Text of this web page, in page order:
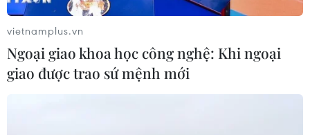
vietnamplus.vn
Ngoại giao khoa học công nghệ: Khi ngoại
giao được trao sứ mệnh mới